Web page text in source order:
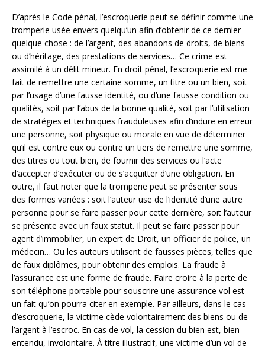
D’après le Code pénal, l’escroquerie peut se définir comme une
tromperie usée envers quelqu’un afin d’obtenir de ce dernier
quelque chose : de l’argent, des abandons de droits, de biens
ou d’héritage, des prestations de services… Ce crime est
assimilé à un délit mineur. En droit pénal, l’escroquerie est me
fait de remettre une certaine somme, un titre ou un bien, soit
par l’usage d’une fausse identité, ou d’une fausse condition ou
qualités, soit par l’abus de la bonne qualité, soit par l’utilisation
de stratégies et techniques frauduleuses afin d’indure en erreur
une personne, soit physique ou morale en vue de déterminer
qu’il est contre eux ou contre un tiers de remettre une somme,
des titres ou tout bien, de fournir des services ou l’acte
d’accepter d’exécuter ou de s’acquitter d’une obligation. En
outre, il faut noter que la tromperie peut se présenter sous
des formes variées : soit l’auteur use de l’identité d’une autre
personne pour se faire passer pour cette dernière, soit l’auteur
se présente avec un faux statut. Il peut se faire passer pour
agent d’immobilier, un expert de Droit, un officier de police, un
médecin… Ou les auteurs utilisent de fausses pièces, telles que
de faux diplômes, pour obtenir des emplois. La fraude à
l’assurance est une forme de fraude. Faire croire à la perte de
son téléphone portable pour souscrire une assurance vol est
un fait qu’on pourra citer en exemple. Par ailleurs, dans le cas
d’escroquerie, la victime cède volontairement des biens ou de
l’argent à l’escroc. En cas de vol, la cession du bien est, bien
entendu, involontaire. À titre illustratif, une victime d’un vol de